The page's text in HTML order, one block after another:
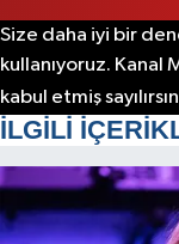
Size daha iyi bir
kullanıyoruz. Kanal
kabul etmiş